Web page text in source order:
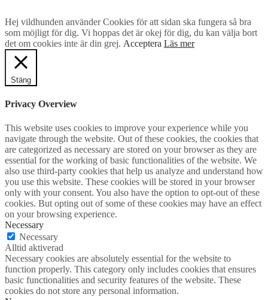
Hej vildhunden använder Cookies för att sidan ska fungera så bra
som möjligt för dig. Vi hoppas det är okej för dig, du kan välja bort
det om cookies inte är din grej. Acceptera Läs mer
Stäng
Privacy Overview
This website uses cookies to improve your experience while you
navigate through the website. Out of these cookies, the cookies that
are categorized as necessary are stored on your browser as they are
essential for the working of basic functionalities of the website. We
also use third-party cookies that help us analyze and understand how
you use this website. These cookies will be stored in your browser
only with your consent. You also have the option to opt-out of these
cookies. But opting out of some of these cookies may have an effect
on your browsing experience.
Necessary
Necessary
Alltid aktiverad
Necessary cookies are absolutely essential for the website to
function properly. This category only includes cookies that ensures
basic functionalities and security features of the website. These
cookies do not store any personal information.